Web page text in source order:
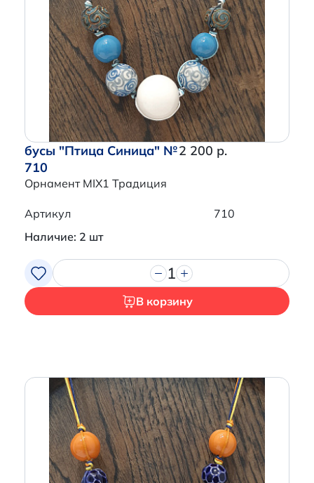
Продолжить покупки
Перейти в корзину
бусы "Птица Синица" №
710
Орнамент MIX1 Традиция
2 200 р.
Артикул
710
Наличие: 2 шт
1
В корзину